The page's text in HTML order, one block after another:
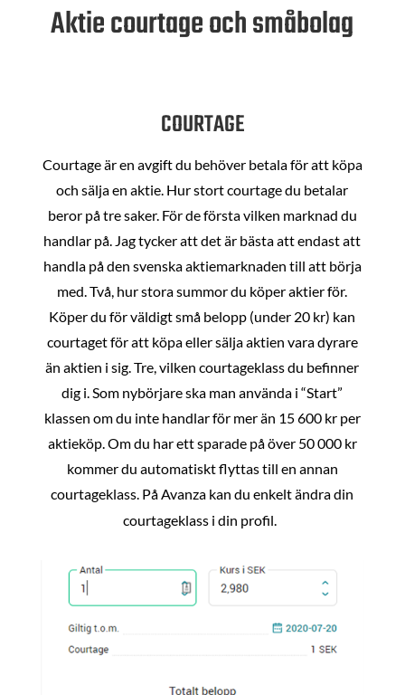
Aktie courtage och småbolag
COURTAGE
Courtage är en avgift du behöver betala för att köpa
och sälja en aktie. Hur stort courtage du betalar
beror på tre saker. För de första vilken marknad du
handlar på. Jag tycker att det är bästa att endast att
handla på den svenska aktiemarknaden till att börja
med. Två, hur stora summor du köper aktier för.
Köper du för väldigt små belopp (under 20 kr) kan
courtaget för att köpa eller sälja aktien vara dyrare
än aktien i sig. Tre, vilken courtageklass du befinner
dig i. Som nybörjare ska man använda i “Start”
klassen om du inte handlar för mer än 15 600 kr per
aktieköp. Om du har ett sparade på över 50 000 kr
kommer du automatiskt flyttas till en annan
courtageklass. På Avanza kan du enkelt ändra din
courtageklass i din profil.